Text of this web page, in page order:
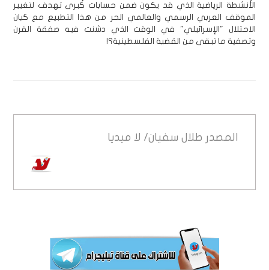
الأنشطة الرياضية الذي قد يكون ضمن حسابات كُبرى تهدف لتغيير
الموقف العربي الرسمي والعالمي الحر من هذا التطبيع مع كيان
الاحتلال "الإسرائيلي" في الوقت الذي دشنت فيه صفقة القرن
وتصفية ما تبقى من القضية الفلسطينية؟!
المصدر طلال سفيان/ لا ميديا